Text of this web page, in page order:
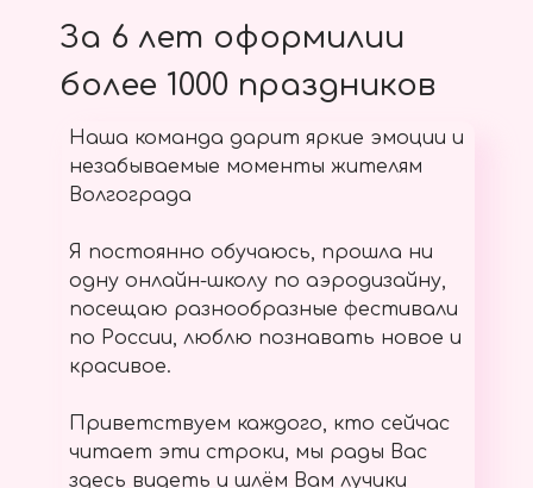
За 6 лет оформилии
более 1000 праздников
Наша команда дарит яркие эмоции и
незабываемые моменты жителям
Волгограда
Я постоянно обучаюсь, прошла ни
одну онлайн-школу по аэродизайну,
посещаю разнообразные фестивали
по России, люблю познавать новое и
красивое.
Приветствуем каждого, кто сейчас
читает эти строки, мы рады Вас
здесь видеть и шлём Вам лучики